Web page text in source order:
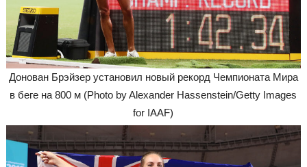
Донован Брэйзер установил новый рекорд Чемпионата Мира
в беге на 800 м (Photo by Alexander Hassenstein/Getty Images
for IAAF)